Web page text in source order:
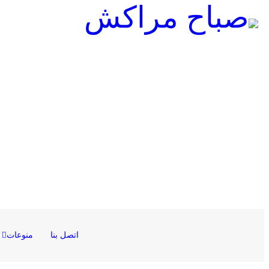
منوعات اتصل بنا